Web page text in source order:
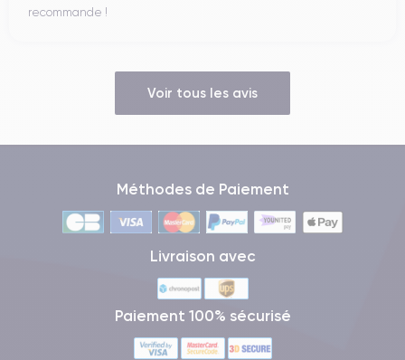
recommande !
Voir tous les avis
Méthodes de Paiement
Livraison avec
Paiement 100% sécurisé